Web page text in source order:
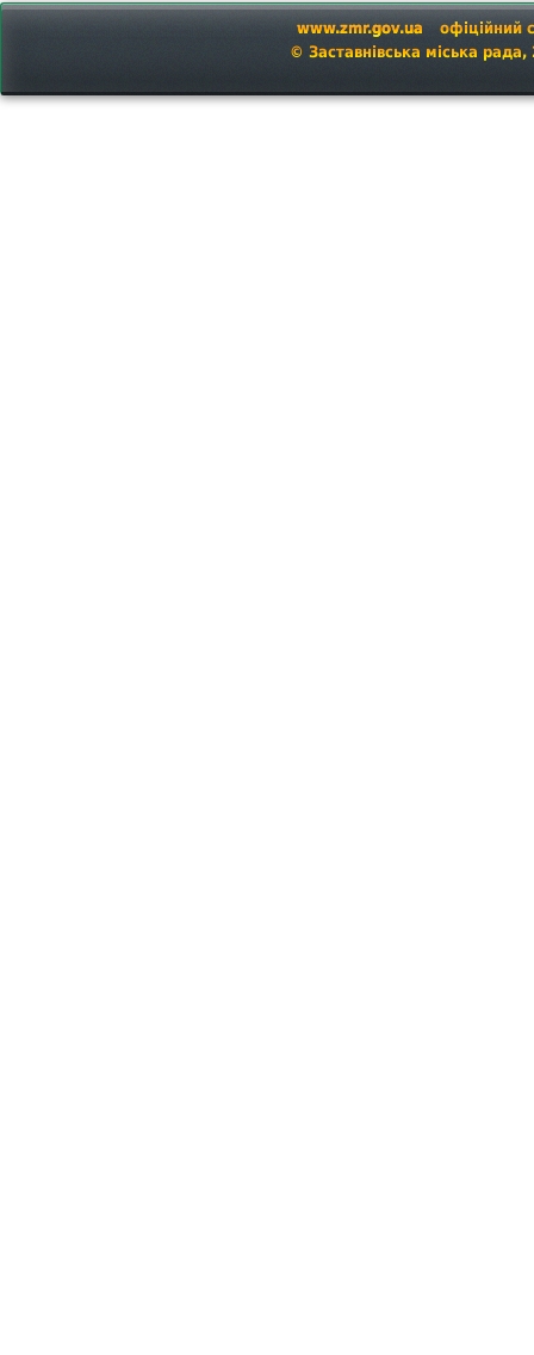
www.zmr.gov.ua
офіційний
© Заставнівська міська рада,